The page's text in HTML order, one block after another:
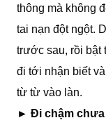
thông mà không
tai nạn đột ngột.
trước sau, rồi bật
đi tới nhận biết
từ từ vào làn.
► Đi chậm chưa